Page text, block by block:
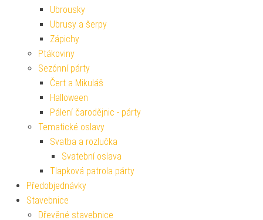
Ubrousky
Ubrusy a šerpy
Zápichy
Ptákoviny
Sezónní párty
Čert a Mikuláš
Halloween
Pálení čarodějnic - párty
Tematické oslavy
Svatba a rozlučka
Svatební oslava
Tlapková patrola párty
Předobjednávky
Stavebnice
Dřevěné stavebnice